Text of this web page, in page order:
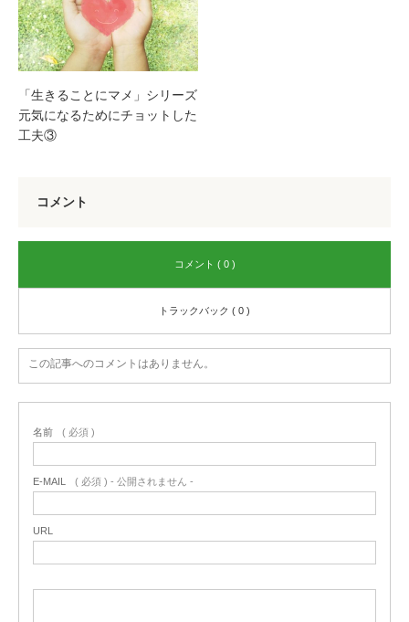
「生きることにマメ」シリーズ
元気になるためにチョットした
工夫③
コメント
コメント ( 0 )
トラックバック ( 0 )
この記事へのコメントはありません。
名前 ( 必須 )
E-MAIL ( 必須 ) - 公開されません -
URL